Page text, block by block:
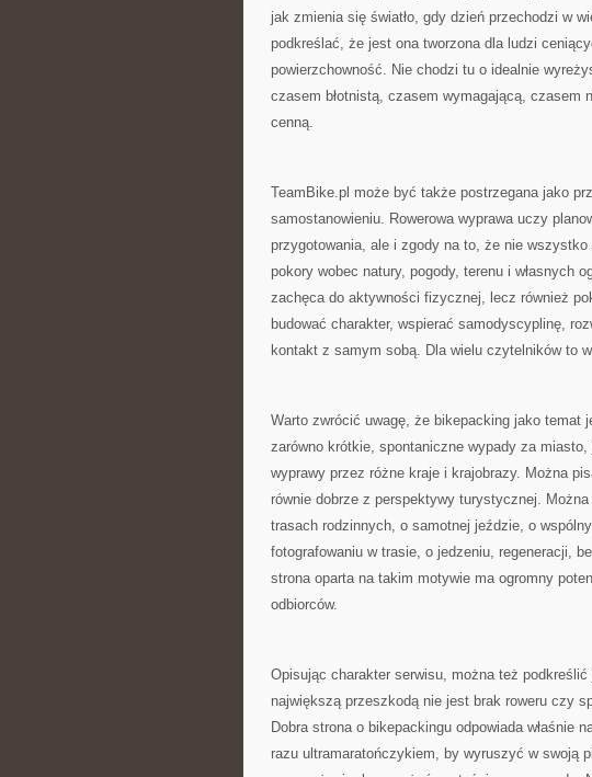
jak zmienia się światło, gdy dzień przechodzi w
podkreślać, że jest ona tworzona dla ludzi
powierzchowność. Nie chodzi tu o idealnie
czasem błotnistą, czasem wymagającą, czasem
cenną.
TeamBike.pl może być także postrzegana jako
samostanowieniu. Rowerowa wyprawa uczy
przygotowania, ale i zgody na to, że nie
pokory wobec natury, pogody, terenu i własnych
zachęca do aktywności fizycznej, lecz również
budować charakter, wspierać samodyscyplinę,
kontakt z samym sobą. Dla wielu czytelników to
Warto zwrócić uwagę, że bikepacking jako temat
zarówno krótkie, spontaniczne wypady za
wyprawy przez różne kraje i krajobrazy. Można
równie dobrze z perspektywy turystycznej.
trasach rodzinnych, o samotnej jeździe, o
fotografowaniu w trasie, o jedzeniu, regeneracji,
strona oparta na takim motywie ma ogromny
odbiorców.
Opisując charakter serwisu, można też
największą przeszkodą nie jest brak roweru czy
Dobra strona o bikepackingu odpowiada właśnie
razu ultramaratończykiem, by wyruszyć w swoją